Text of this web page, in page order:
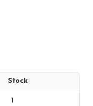
Stock
1